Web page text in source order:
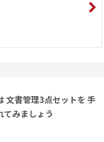
文書管理3点セットを 手
てみましょう